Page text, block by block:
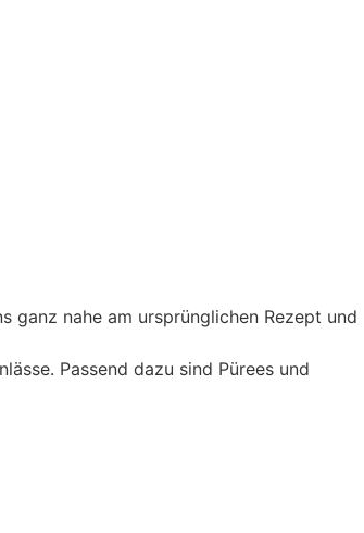
ganz nahe am ursprünglichen Rezept und
Passend dazu sind Pürees und